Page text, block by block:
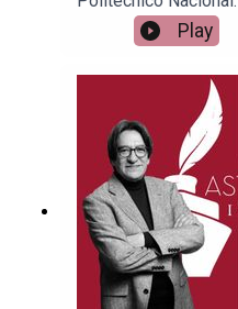
para apoyar vía
Patreon:https://
ace para hacer
PayPal:https://
a para hacer
nombre de Julio
2Tienda:https://
Play